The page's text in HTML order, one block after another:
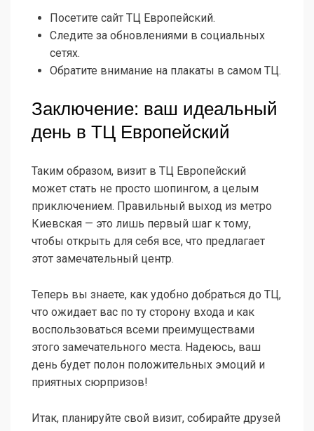
Посетите сайт ТЦ Европейский.
Следите за обновлениями в социальных
сетях.
Обратите внимание на плакаты в самом ТЦ.
Заключение: ваш идеальный
день в ТЦ Европейский
Таким образом, визит в ТЦ Европейский
может стать не просто шопингом, а целым
приключением. Правильный выход из метро
Киевская — это лишь первый шаг к тому,
чтобы открыть для себя все, что предлагает
этот замечательный центр.
Теперь вы знаете, как удобно добраться до ТЦ,
что ожидает вас по ту сторону входа и как
воспользоваться всеми преимуществами
этого замечательного места. Надеюсь, ваш
день будет полон положительных эмоций и
приятных сюрпризов!
Итак, планируйте свой визит, собирайте друзей